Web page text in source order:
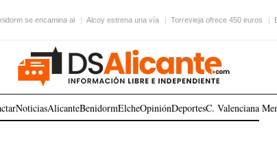
se encamina al Alcoy estrena una vía Torrevieja ofrece 450 euros
NoticiasAlicanteBenidormElcheOpiniónDeportesC. Valenciana